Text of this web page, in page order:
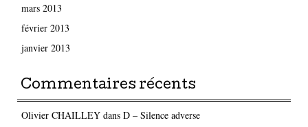
mars 2013
février 2013
janvier 2013
Commentaires récents
Olivier CHAILLEYdans D – Silence adverse